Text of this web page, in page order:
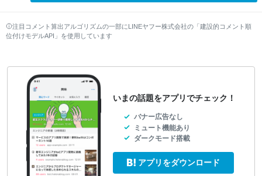
注目コメント算出アルゴリズムの一部にLINEヤフー株式会社の「建設的コメント順
位付けモデルAPI」を使用しています
いまの話題をアプリでチェック！
バナー広告なし
ミュート機能あり
ダークモード搭載
アプリをダウンロード